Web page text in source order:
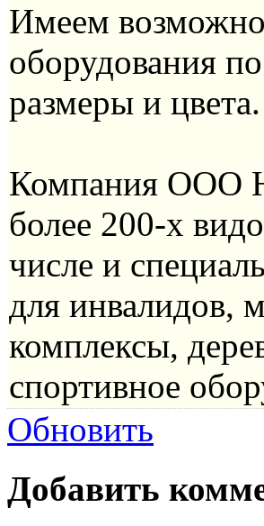
Имеем
оборудования
размеры и цвета.
Компания ООО
более 200-х
числе и
для инвалидов,
комплексы,
спортивное
Обновить
Добавить